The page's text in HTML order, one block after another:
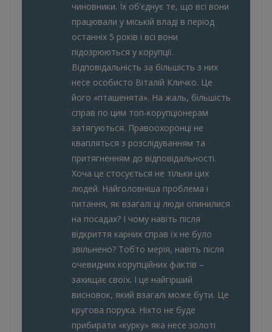
чиновники. Їх об’єднує те, що всі вони
працювали у міській владі в період
останніх 5 років і всі вони
підозрюються у корупції.
Відповідальність за більшість з них
несе особисто Віталій Кличко. Це
його «пташенята». На жаль, більшість
справ по цим топ-корупціонерам
затягуються. Правоохоронці не
квапляться з розслідуванням та
притягненням до відповідальності.
Хоча це стосується не тільки цих
людей. Найголовніша проблема і
питання, як взагалі ці люди опинилися
на посадах? І чому навіть після
відкриття карних справ їх не було
звільнено? Тобто мерія, навіть після
очевидних корупційних фактів –
захищає своїх. І це найгірший
висновок, який взагалі може бути. Це
кругова порука. Ніхто не буде
прибирати «курку» яка несе золоті